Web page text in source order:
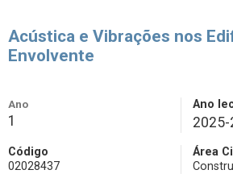
Acústica e Vibrações nos
Envolvente
Ano
1
Ano
2025-
Código
02028437
Área